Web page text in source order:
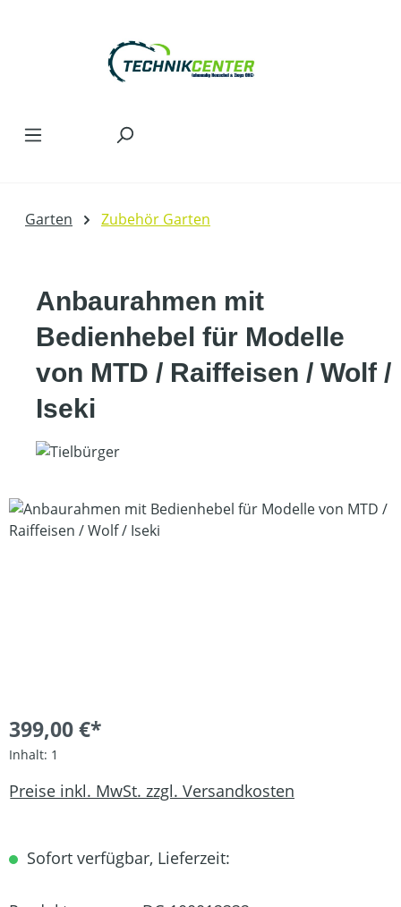
Garten Zubehör Garten
Anbaurahmen mit
Bedienhebel für Modelle
von MTD / Raiffeisen / Wolf /
Iseki
Bildergalerie überspringen
399,00 €*
Inhalt: 1
Preise inkl. MwSt. zzgl. Versandkosten
Sofort verfügbar, Lieferzeit: